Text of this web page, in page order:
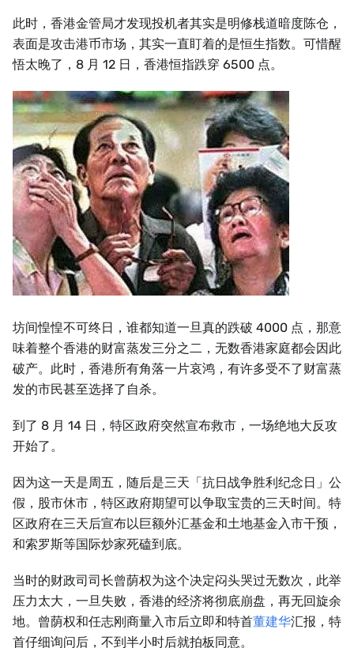
此时，香港金管局才发现投机者其实是明修栈道暗度陈仓，
表面是攻击港币市场，其实一直盯着的是恒生指数。可惜醒
悟太晚了，8 月 12 日，香港恒指跌穿 6500 点。
坊间惶惶不可终日，谁都知道一旦真的跌破 4000 点，那意
味着整个香港的财富蒸发三分之二，无数香港家庭都会因此
破产。此时，香港所有角落一片哀鸿，有许多受不了财富蒸
发的市民甚至选择了自杀。
到了 8 月 14 日，特区政府突然宣布救市，一场绝地大反攻
开始了。
因为这一天是周五，随后是三天「抗日战争胜利纪念日」公
假，股市休市，特区政府期望可以争取宝贵的三天时间。特
区政府在三天后宣布以巨额外汇基金和土地基金入市干预，
和索罗斯等国际炒家死磕到底。
当时的财政司司长曾荫权为这个决定闷头哭过无数次，此举
压力太大，一旦失败，香港的经济将彻底崩盘，再无回旋余
地。曾荫权和任志刚商量入市后立即和特首董建华汇报，特
首仔细询问后，不到半小时后就拍板同意。